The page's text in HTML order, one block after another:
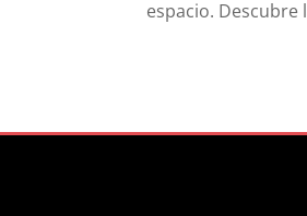
espacio. Descubre